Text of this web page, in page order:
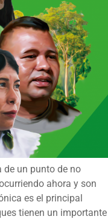
de un punto de no
ahora y son
es el principal
tienen un importante